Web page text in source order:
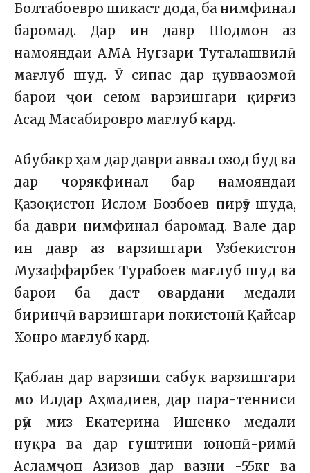
Болтабоевро шикаст дода, ба нимфинал
баромад. Дар ин давр Шодмон аз
намояндаи АМА Нугзари Туталашвилӣ
мағлуб шуд. Ӯ сипас дар қувваозмоӣ
барои ҷои сеюм варзишгари қирғиз
Асад Масабировро мағлуб кард.
Абубакр ҳам дар даври аввал озод буд ва
дар чорякфинал бар намояндаи
Қазоқистон Ислом Бозбоев пирӯз шуда,
ба даври нимфинал баромад. Вале дар
ин давр аз варзишгари Узбекистон
Музаффарбек Турабоев мағлуб шуд ва
барои ба даст овардани медали
биринҷӣ варзишгари покистонӣ Қайсар
Хонро мағлуб кард.
Қаблан дар варзиши сабук варзишгари
мо Илдар Аҳмадиев, дар пара-тенниси
рӯи миз Екатерина Ишенко медали
нуқра ва дар гуштини юнонӣ-римӣ
Асламҷон Азизов дар вазни -55кг ва